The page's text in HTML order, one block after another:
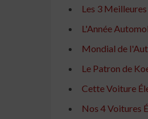
Les 3
L'Année
Mondial de
Le Patron de
Cette Voiture
Nos 4 Voitures